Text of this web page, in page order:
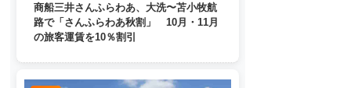
商船三井さんふらわあ、大洗〜苫小牧航
路で「さんふらわあ秋割」 10月・11月
の旅客運賃を10％割引